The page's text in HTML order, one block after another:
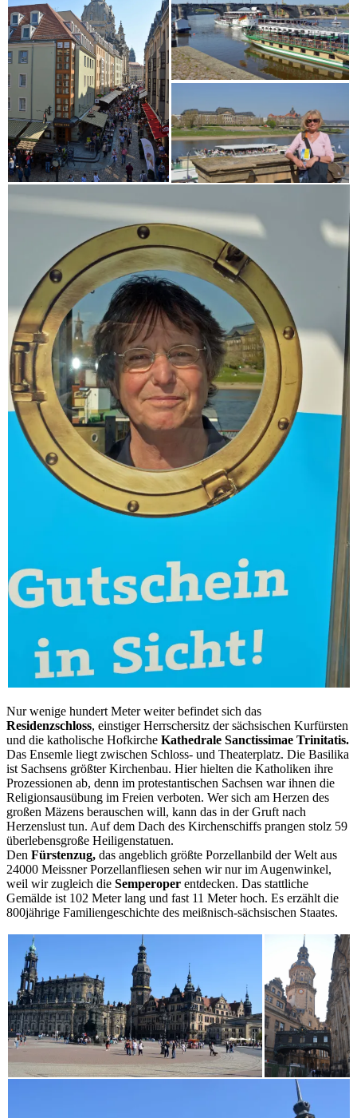
Nur wenige hundert Meter weiter befindet sich das
Residenzschloss, einstiger Herrschersitz der sächsischen Kurfürsten
und die katholische Hofkirche Kathedrale Sanctissimae Trinitatis.
Das Ensemle liegt zwischen Schloss- und Theaterplatz. Die Basilika
ist Sachsens größter Kirchenbau. Hier hielten die Katholiken ihre
Prozessionen ab, denn im protestantischen Sachsen war ihnen die
Religionsausübung im Freien verboten. Wer sich am Herzen des
großen Mäzens berauschen will, kann das in der Gruft nach
Herzenslust tun. Auf dem Dach des Kirchenschiffs prangen stolz 59
überlebensgroße Heiligenstatuen.
Den Fürstenzug, das angeblich größte Porzellanbild der Welt aus
24000 Meissner Porzellanfliesen sehen wir nur im Augenwinkel,
weil wir zugleich die Semperoper entdecken. Das stattliche
Gemälde ist 102 Meter lang und fast 11 Meter hoch. Es erzählt die
800jährige Familiengeschichte des meißnisch-sächsischen Staates.